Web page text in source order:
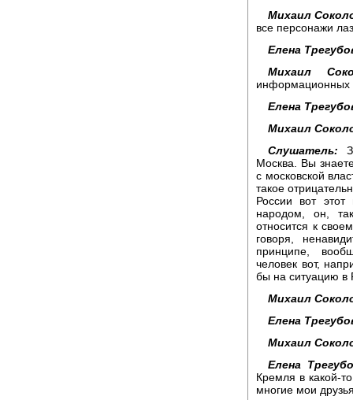
Михаил
все персонажи
Елена
Михаил
информационных
Елена
Михаил
Слушатель:
Москва. Вы
с московской
такое
России вот
народом, он,
относится к
говоря,
принципе,
человек вот,
бы на ситуацию в
Михаил
Елена
Михаил
Елена
Кремля в какой-
многие мои